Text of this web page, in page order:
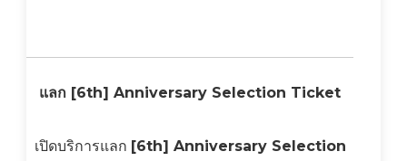
แลก [6th] Anniversary Selection Ticket
เปิดบริการแลก [6th] Anniversary Selection